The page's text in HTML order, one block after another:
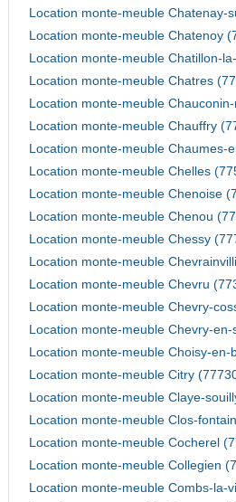
Location monte-meuble Chatenay-
Location monte-meuble Chatenoy
Location monte-meuble Chatillon-
Location monte-meuble Chatres
Location monte-meuble
Location monte-meuble Chauffry
Location monte-meuble Chaumes-
Location monte-meuble Chelles
Location monte-meuble Chenoise
Location monte-meuble Chenou
Location monte-meuble Chessy
Location monte-meuble
Location monte-meuble Chevru
Location monte-meuble Chevry-
Location monte-meuble Chevry-
Location monte-meuble Choisy-en-
Location monte-meuble Citry
Location monte-meuble Claye-
Location monte-meuble Clos-
Location monte-meuble Cocherel
Location monte-meuble Collegien
Location monte-meuble Combs-la-